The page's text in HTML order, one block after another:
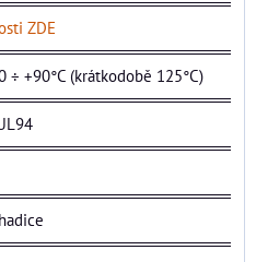
ZDE
+90°C (krátkodobě 125°C)